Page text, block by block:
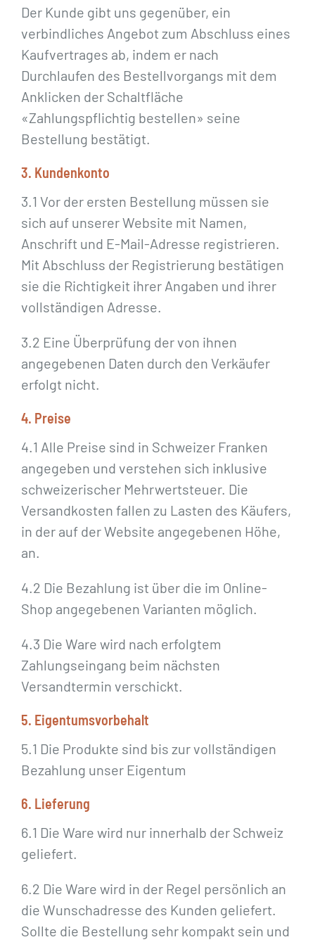
Der Kunde gibt uns gegenüber, ein
verbindliches Angebot zum Abschluss eines
Kaufvertrages ab, indem er nach
Durchlaufen des Bestellvorgangs mit dem
Anklicken der Schaltfläche
«Zahlungspflichtig bestellen» seine
Bestellung bestätigt.
3. Kundenkonto
3.1 Vor der ersten Bestellung müssen sie
sich auf unserer Website mit Namen,
Anschrift und E-Mail-Adresse registrieren.
Mit Abschluss der Registrierung bestätigen
sie die Richtigkeit ihrer Angaben und ihrer
vollständigen Adresse.
3.2 Eine Überprüfung der von ihnen
angegebenen Daten durch den Verkäufer
erfolgt nicht.
4. Preise
4.1 Alle Preise sind in Schweizer Franken
angegeben und verstehen sich inklusive
schweizerischer Mehrwertsteuer. Die
Versandkosten fallen zu Lasten des Käufers,
in der auf der Website angegebenen Höhe,
an.
4.2 Die Bezahlung ist über die im Online-
Shop angegebenen Varianten möglich.
4.3 Die Ware wird nach erfolgtem
Zahlungseingang beim nächsten
Versandtermin verschickt.
5. Eigentumsvorbehalt
5.1 Die Produkte sind bis zur vollständigen
Bezahlung unser Eigentum
6. Lieferung
6.1 Die Ware wird nur innerhalb der Schweiz
geliefert.
6.2 Die Ware wird in der Regel persönlich an
die Wunschadresse des Kunden geliefert.
Sollte die Bestellung sehr kompakt sein und